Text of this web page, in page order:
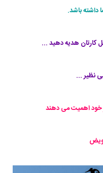
داشته باشد.
کارتان هدیه دهید ...
نظیر ...
خود اهمیت می دهند